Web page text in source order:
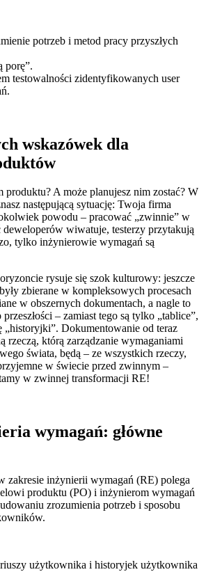
potrzeb i metod pracy przyszłych
porę”.
testowalności zidentyfikowanych user
wskazówek dla
produktu? A może planujesz nim zostać? W
następującą sytuację: Twoja firma
powodu – pracować „zwinnie” w
deweloperów wiwatuje, testerzy przytakują
tylko inżynierowie wymagań są
rysuje się szok kulturowy: jeszcze
zbierane w kompleksowych procesach
w obszernych dokumentach, a nagle to
– zamiast tego są tylko „tablice”,
„historyjki”. Dokumentowanie od teraz
rzeczą, którą zarządzanie wymaganiami
świata, będą – ze wszystkich rzeczy,
w świecie przed zwinnym –
w zwinnej transformacji RE!
wymagań: główne
zakresie inżynierii wymagań (RE) polega
produktu (PO) i inżynierom wymagań
zrozumienia potrzeb i sposobu
użytkownika i historyjek użytkownika